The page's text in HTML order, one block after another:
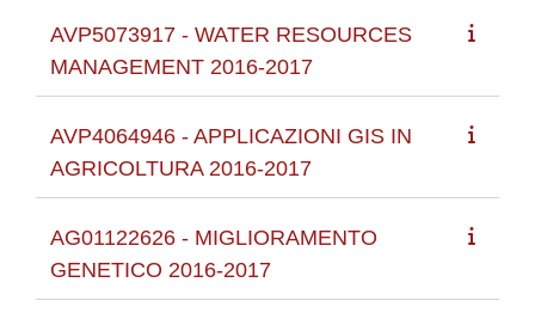
AVP5073917 - WATER RESOURCES
MANAGEMENT 2016-2017
AVP4064946 - APPLICAZIONI GIS IN
AGRICOLTURA 2016-2017
AG01122626 - MIGLIORAMENTO
GENETICO 2016-2017